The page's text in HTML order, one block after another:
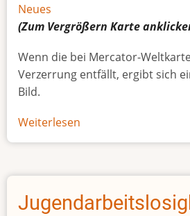
Neues
(Zum Vergrößern Karte
Wenn die bei Mercator-
Verzerrung entfällt, ergibt sich
Bild.
Weiterlesen
Afrikas
Größe